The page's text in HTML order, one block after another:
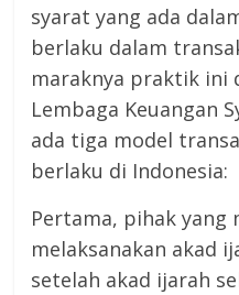
syarat yang ada
berlaku dalam
maraknya praktik ini
Lembaga Keuangan
ada tiga model
berlaku di Indonesia:
Pertama, pihak yang
melaksanakan akad
setelah akad ijarah